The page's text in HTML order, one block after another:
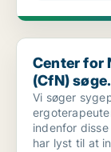
Center for
Center for
(CfN)
Vi søger
indenfor
har lyst til at